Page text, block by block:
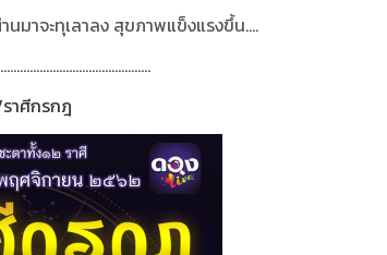
มาจะทุเลาลง สุขภาพแข็งแรงขึ้น....
าศีกรกฎ